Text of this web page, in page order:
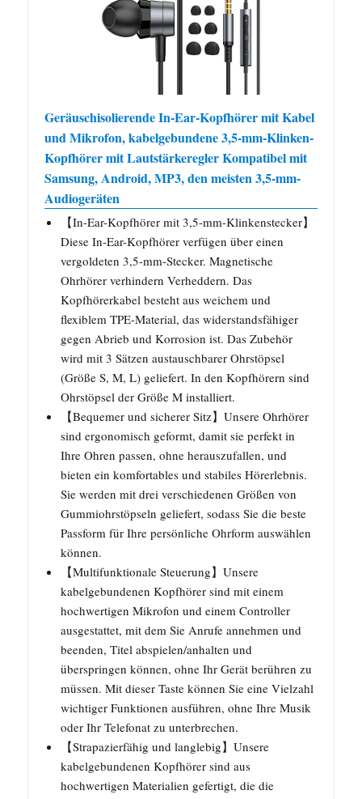
Geräuschisolierende In-Ear-Kopfhörer mit Kabel
und Mikrofon, kabelgebundene 3,5-mm-Klinken-
Kopfhörer mit Lautstärkeregler Kompatibel mit
Samsung, Android, MP3, den meisten 3,5-mm-
Audiogeräten
【In-Ear-Kopfhörer mit 3,5-mm-Klinkenstecker】
Diese In-Ear-Kopfhörer verfügen über einen
vergoldeten 3,5-mm-Stecker. Magnetische
Ohrhörer verhindern Verheddern. Das
Kopfhörerkabel besteht aus weichem und
flexiblem TPE-Material, das widerstandsfähiger
gegen Abrieb und Korrosion ist. Das Zubehör
wird mit 3 Sätzen austauschbarer Ohrstöpsel
(Größe S, M, L) geliefert. In den Kopfhörern sind
Ohrstöpsel der Größe M installiert.
【Bequemer und sicherer Sitz】Unsere Ohrhörer
sind ergonomisch geformt, damit sie perfekt in
Ihre Ohren passen, ohne herauszufallen, und
bieten ein komfortables und stabiles Hörerlebnis.
Sie werden mit drei verschiedenen Größen von
Gummiohrstöpseln geliefert, sodass Sie die beste
Passform für Ihre persönliche Ohrform auswählen
können.
【Multifunktionale Steuerung】Unsere
kabelgebundenen Kopfhörer sind mit einem
hochwertigen Mikrofon und einem Controller
ausgestattet, mit dem Sie Anrufe annehmen und
beenden, Titel abspielen/anhalten und
überspringen können, ohne Ihr Gerät berühren zu
müssen. Mit dieser Taste können Sie eine Vielzahl
wichtiger Funktionen ausführen, ohne Ihre Musik
oder Ihr Telefonat zu unterbrechen.
【Strapazierfähig und langlebig】Unsere
kabelgebundenen Kopfhörer sind aus
hochwertigen Materialien gefertigt, die die